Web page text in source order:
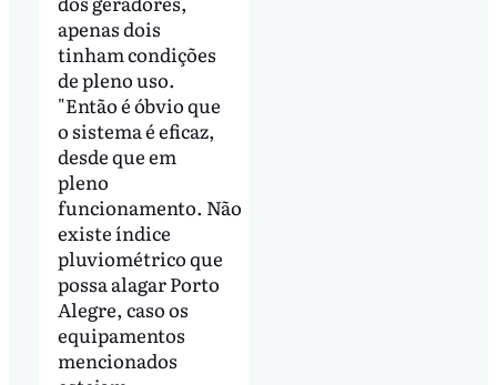
apenas dois
tinham condições
de pleno uso.
"Então é óbvio que
o sistema é eficaz,
desde que em
pleno
funcionamento. Não
existe índice
pluviométrico que
possa alagar Porto
Alegre, caso os
equipamentos
mencionados